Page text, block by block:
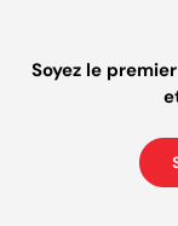
Soyez le